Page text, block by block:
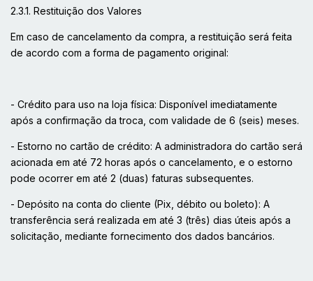
2.3.1. Restituição dos Valores
Em caso de cancelamento da compra, a restituição será feita
de acordo com a forma de pagamento original:
- Crédito para uso na loja física: Disponível imediatamente
após a confirmação da troca, com validade de 6 (seis) meses.
- Estorno no cartão de crédito: A administradora do cartão será
acionada em até 72 horas após o cancelamento, e o estorno
pode ocorrer em até 2 (duas) faturas subsequentes.
- Depósito na conta do cliente (Pix, débito ou boleto): A
transferência será realizada em até 3 (três) dias úteis após a
solicitação, mediante fornecimento dos dados bancários.